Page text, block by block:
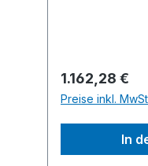
Regulärer
1.162,28 €
Preise inkl.
In